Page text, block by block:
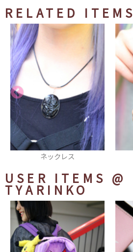
RELATED ITEMS
スマホカバー
USER ITEMS @
TYARINKO